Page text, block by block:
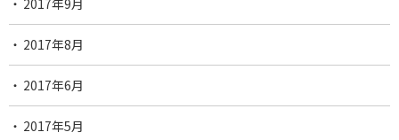
2017年9月
2017年8月
2017年6月
2017年5月